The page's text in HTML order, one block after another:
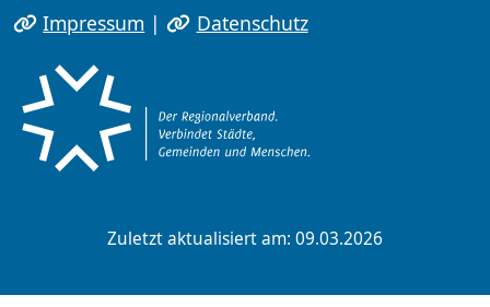
Impressum | Datenschutz
Zuletzt aktualisiert am: 09.03.2026